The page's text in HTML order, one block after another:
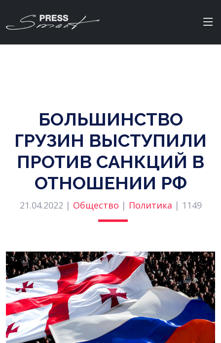
БОЛЬШИНСТВО
ГРУЗИН ВЫСТУПИЛИ
ПРОТИВ САНКЦИЙ В
ОТНОШЕНИИ РФ
21.04.2022 | Общество | Политика | 1149